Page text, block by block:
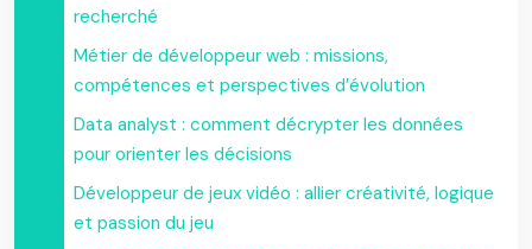
recherché
Métier de développeur web : missions,
compétences et perspectives d’évolution
Data analyst : comment décrypter les données
pour orienter les décisions
Développeur de jeux vidéo : allier créativité, logique
et passion du jeu